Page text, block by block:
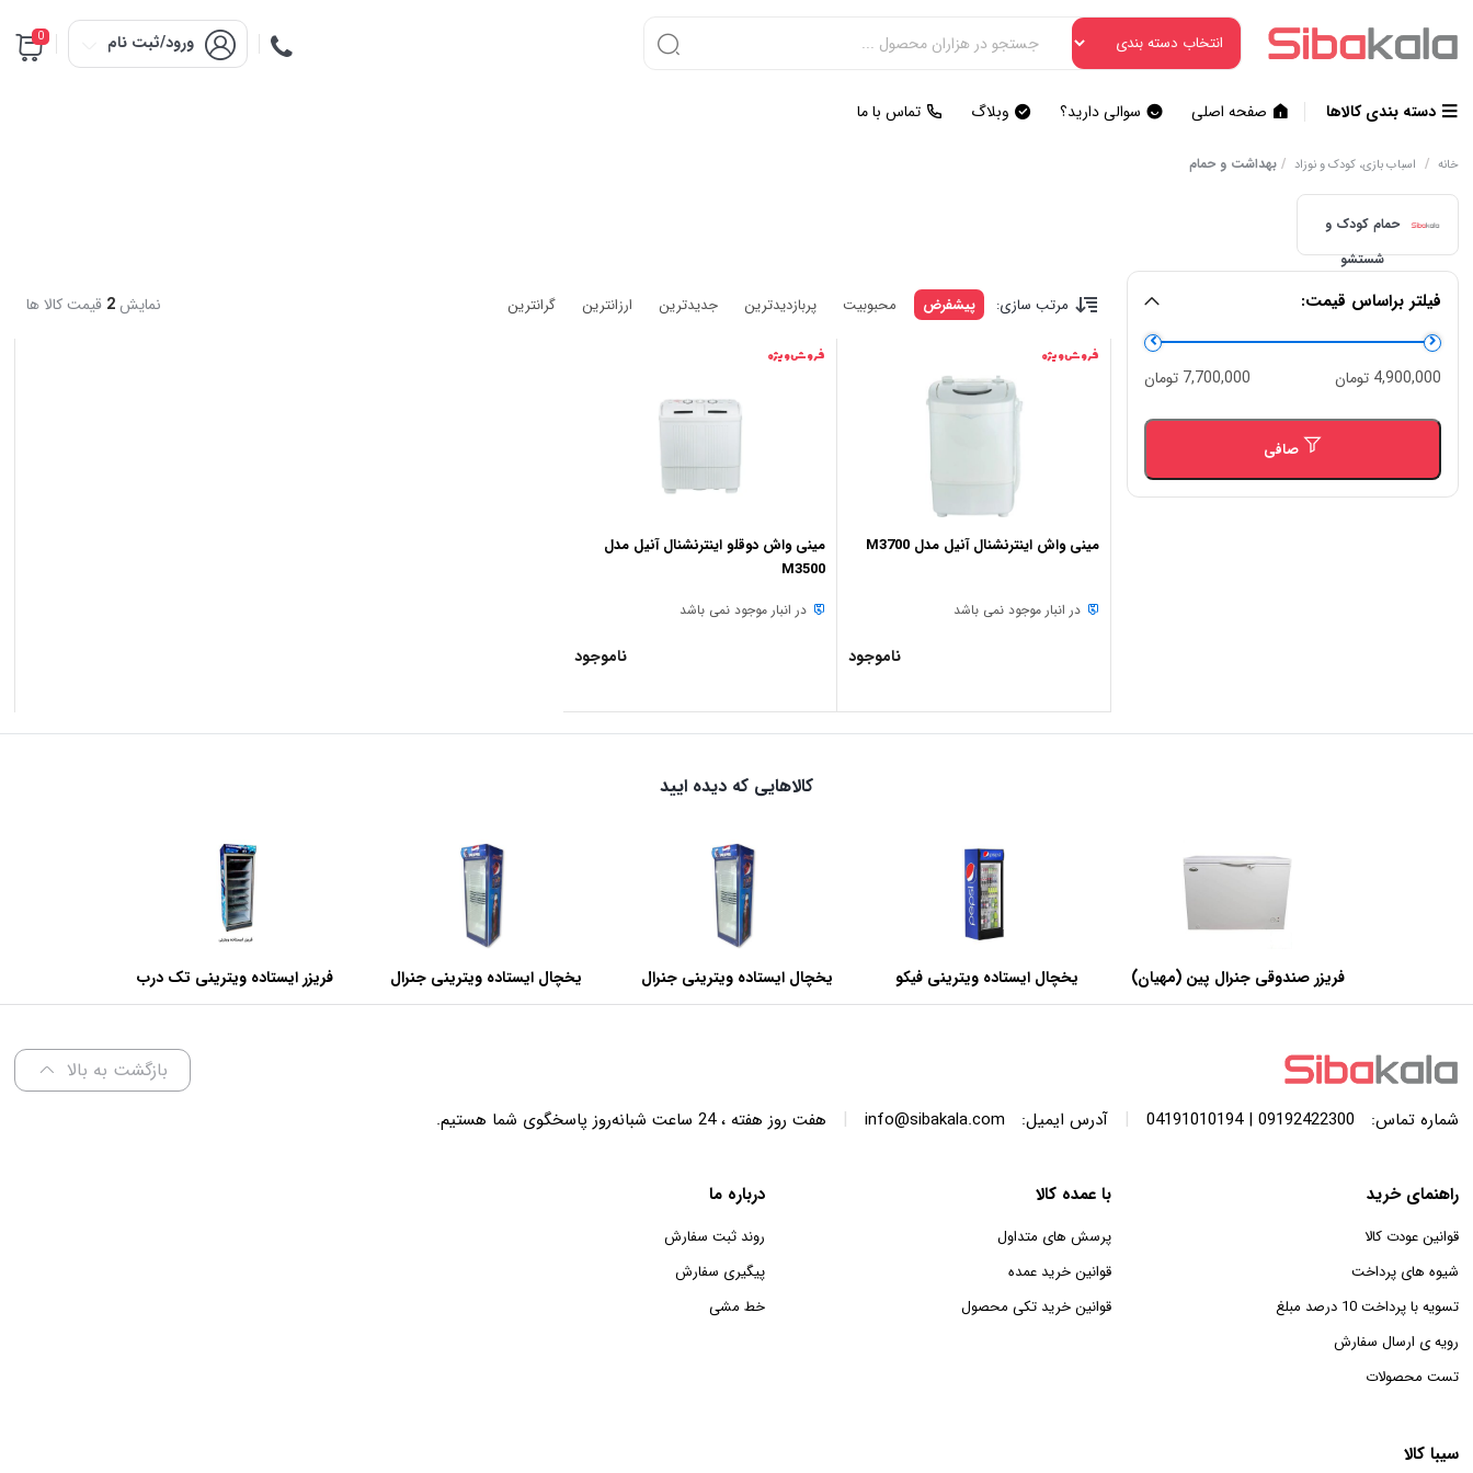
ورود/ثبت نام 0
دسته بندی کالاها صفحه اصلی سوالی دارید؟ وبلاگ تماس با ما
خانه / اسباب بازی، کودک و نوزاد /بهداشت و حمام
حمام کودک و
شستشو
فیلتر براساس قیمت:
حداقل
قیمت
حداكثر
قيمت
صافی
4,900,000 تومان 7,700,000 تومان
مرتب سازی: پیشفرض محبوبیت پربازدیدترین جدیدترین ارزانترین گرانترین نمایش 2 قیمت کالا ها
فروش ویژه
مینی واش اینترنشنال آنیل مدل M3700
در انبار موجود نمی باشد
ناموجود
فروش ویژه
مینی واش دوقلو اینترنشنال آنیل مدل
M3500
در انبار موجود نمی باشد
ناموجود
کالاهایی که دیده ایید
فریزر صندوقی جنرال پین (مهیان)
با ظرفیت 440 لیتر
یخچال ایستاده ویترینی فیکو
عرض 60 سانتی متر
یخچال ایستاده ویترینی جنرال
عرض 60 سانتی متر
یخچال ایستاده ویترینی جنرال
عرض 70 سانتی متر
فریزر ایستاده ویترینی تک درب
عرض 70 سانتی متر
بازگشت به بالا
شماره تماس: 09192422300 | 04191010194
| آدرس ایمیل: info@sibakala.com
| هفت روز هفته ، 24 ساعت شبانه‌روز پاسخگوی شما هستیم.
راهنمای خرید
قوانین عودت کالا
شیوه های پرداخت
تسویه با پرداخت 10 درصد مبلغ
رویه ی ارسال سفارش
تست محصولات
با عمده کالا
پرسش های متداول
قوانین خرید عمده
قوانین خرید تکی محصول
درباره ما
روند ثبت سفارش
پیگیری سفارش
خط مشی
سیبا کالا